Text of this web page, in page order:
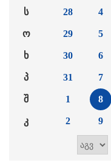
ს
ო
ხ
პ
შ
კ
28
29
30
31
1
2
4
5
6
7
8
9